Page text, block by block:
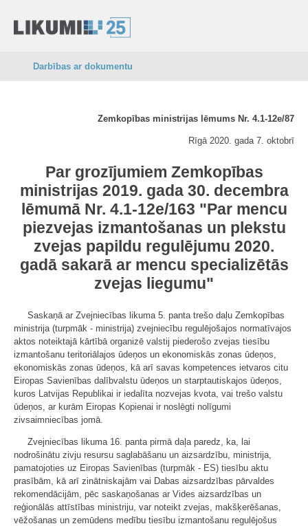
Darbības ar dokumentu
Zemkopības ministrijas lēmums Nr. 4.1-12e/87
Rīgā 2020. gada 7. oktobrī
Par grozījumiem Zemkopības
ministrijas 2019. gada 30. decembra
lēmumā Nr. 4.1-12e/163 "Par mencu
piezvejas izmantošanas un plekstu
zvejas papildu regulējumu 2020.
gadā sakarā ar mencu specializētās
zvejas liegumu"
Saskaņā ar Zvejniecības likuma 5. panta trešo daļu Zemkopības
ministrija (turpmāk - ministrija) zvejniecību regulējošajos normatīvajos
aktos noteiktajā kārtībā organizē valstij piederošo zvejas tiesību
izmantošanu teritoriālajos ūdeņos un ekonomiskās zonas ūdeņos,
ekonomiskās zonas ūdeņos, kā arī savas kompetences ietvaros citu
Eiropas Savienības dalībvalstu ūdeņos un starptautiskajos ūdeņos,
kuros Latvijas Republikai ir iedalīta nozvejas kvota, vai trešo valstu
ūdeņos, ar kurām Eiropas Kopienai ir noslēgti nolīgumi
zivsaimniecības jomā.
Zvejniecības likuma 16. panta pirmā daļa paredz, ka, lai
nodrošinātu zivju resursu saglabāšanu un aizsardzību, ministrija,
pamatojoties uz Eiropas Savienības (turpmāk - ES) tiesību aktu
prasībām, kā arī zinātniskajām vai Dabas aizsardzības pārvaldes
rekomendācijām, pēc saskaņošanas ar Vides aizsardzības un
reģionālās attīstības ministriju, var noteikt zvejas, makšķerēšanas,
vēžošanas un zemūdens medību tiesību izmantošanu regulējošus